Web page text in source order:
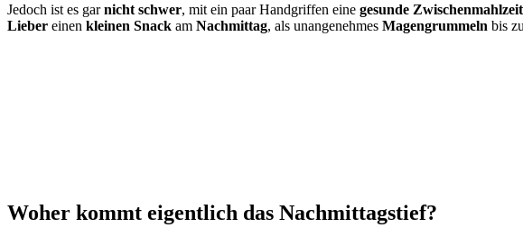
Jedoch ist es garnicht schwer, mit ein paar Handgriffen eine gesunde Zwischenmahlzeit
Lieber einen kleinen Snack am Nachmittag, als unangenehmes Magengrummeln bis
Woher kommt eigentlich das Nachmittagstief?